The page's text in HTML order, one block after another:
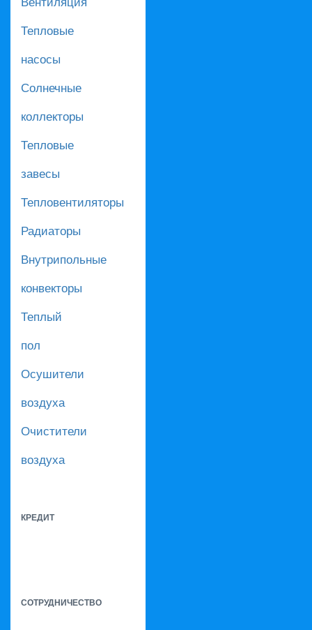
Тепловые
насосы
Солнечные
коллекторы
Тепловые
завесы
Тепловентиляторы
Радиаторы
Внутрипольные
конвекторы
Теплый
пол
Осушители
воздуха
Очистители
воздуха
КРЕДИТ
СОТРУДНИЧЕСТВО